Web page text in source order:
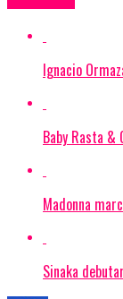
Ignacio
Baby Rasta &
Madonna
Sinaka